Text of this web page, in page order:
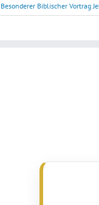
Besonderer Biblischer Vortrag